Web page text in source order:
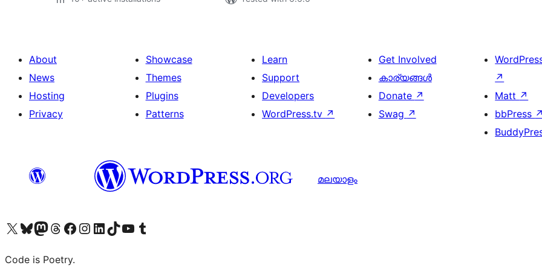
About
News
Hosting
Privacy
Showcase
Themes
Plugins
Patterns
Learn
Support
Developers
WordPress.tv ↗
Get Involved
കാര്യങ്ങള്‍
Donate ↗
Swag ↗
↗
Matt ↗
bbPress ↗
മലയാളം
Visit our X (formerly Twitter) account
ഞങ്ങളുടെ ബ്ലൂസ്കൈ അക്കൗണ്ട് സന്ദർശിക്കുക
Visit our Mastodon account
ഞങ്ങളുടെ ത്രെഡ്സ് അക്കൗണ്ട് സന്ദർശിക്കുക
Visit our Facebook page
Visit our Instagram account
Visit our LinkedIn account
ഞങ്ങളുടെ ടിക് ടോക് അക്കൗണ്ട് സന്ദർശിക്കുക
Visit our YouTube channel
ഞങ്ങളുടെ ടംബ്ലർ അക്കൗണ്ട് സന്ദർശിക്കുക
Code is Poetry.